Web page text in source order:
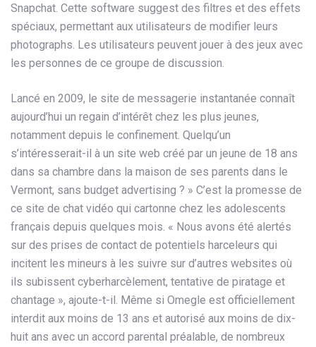
Snapchat. Cette software suggest des filtres et des effets
spéciaux, permettant aux utilisateurs de modifier leurs
photographs. Les utilisateurs peuvent jouer à des jeux avec
les personnes de ce groupe de discussion.
Lancé en 2009, le site de messagerie instantanée connaît
aujourd’hui un regain d’intérêt chez les plus jeunes,
notamment depuis le confinement. Quelqu’un
s’intéresserait-il à un site web créé par un jeune de 18 ans
dans sa chambre dans la maison de ses parents dans le
Vermont, sans budget advertising ? » C’est la promesse de
ce site de chat vidéo qui cartonne chez les adolescents
français depuis quelques mois. « Nous avons été alertés
sur des prises de contact de potentiels harceleurs qui
incitent les mineurs à les suivre sur d’autres websites où
ils subissent cyberharcèlement, tentative de piratage et
chantage », ajoute-t-il. Même si Omegle est officiellement
interdit aux moins de 13 ans et autorisé aux moins de dix-
huit ans avec un accord parental préalable, de nombreux